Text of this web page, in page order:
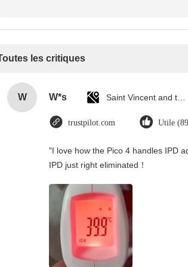
les critiques
W W*s
trustpilot.com Utile
"I love how the Pico 4 handles IPD
IPD just right eliminated！